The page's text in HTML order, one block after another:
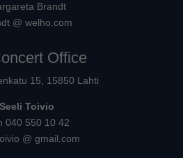
Brandt
@ welho.com
Office
15, 15850 Lahti
Seeli Toivio
040 550 10 42
@ gmail.com